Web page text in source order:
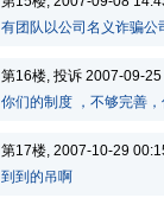
有团队以公司名义诈骗公
第16楼, 投诉 2007-09-
你们的制度 ，不够完善
第17楼, 2007-10-29
到到的吊啊